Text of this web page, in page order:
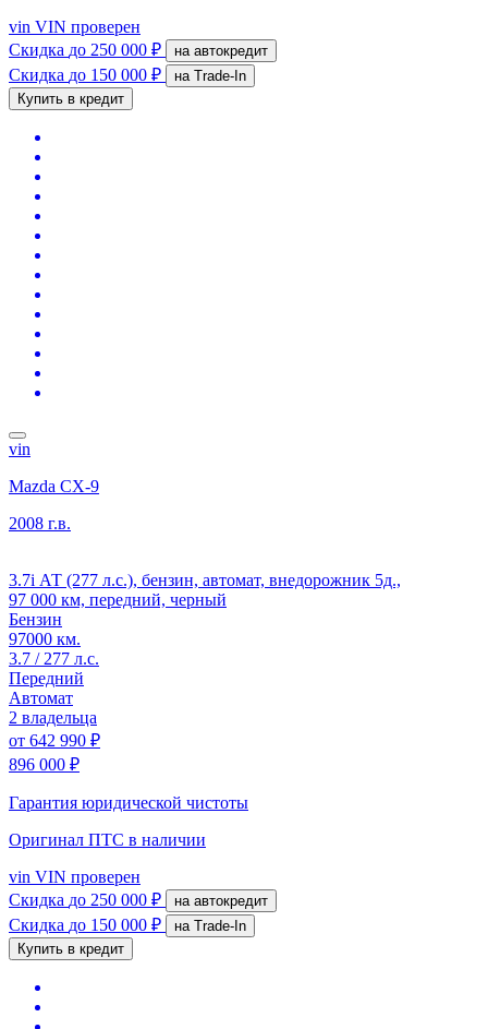
vin VIN проверен
Скидка до 250 000 ₽ на автокредит
Скидка до 150 000 ₽
на Trade-In
Купить в кредит
vin
Mazda CX-9
2008 г.в.
3.7i АТ (277 л.с.), бензин, автомат, внедорожник 5д.,
97 000 км, передний, черный
Бензин
97000 км.
3.7 / 277 л.с.
Передний
Автомат
2 владельца
от 642 990 ₽
896 000 ₽
Гарантия юридической чистоты
Оригинал ПТС в наличии
vin VIN проверен
Скидка до 250 000 ₽ на автокредит
Скидка до 150 000 ₽
на Trade-In
Купить в кредит